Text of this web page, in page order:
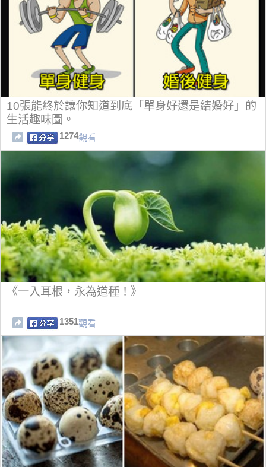
10張能終於讓你知道到底「單身好還是結婚好」的
生活趣味圖。
1274觀看
《一入耳根，永為道種！》
1351觀看